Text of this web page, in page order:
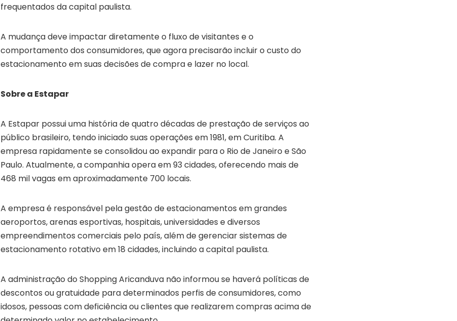
frequentados da capital paulista.
A mudança deve impactar diretamente o fluxo de visitantes e o
comportamento dos consumidores, que agora precisarão incluir o custo do
estacionamento em suas decisões de compra e lazer no local.
Sobre a Estapar
A Estapar possui uma história de quatro décadas de prestação de serviços ao
público brasileiro, tendo iniciado suas operações em 1981, em Curitiba. A
empresa rapidamente se consolidou ao expandir para o Rio de Janeiro e São
Paulo. Atualmente, a companhia opera em 93 cidades, oferecendo mais de
468 mil vagas em aproximadamente 700 locais.
A empresa é responsável pela gestão de estacionamentos em grandes
aeroportos, arenas esportivas, hospitais, universidades e diversos
empreendimentos comerciais pelo país, além de gerenciar sistemas de
estacionamento rotativo em 18 cidades, incluindo a capital paulista.
A administração do Shopping Aricanduva não informou se haverá políticas de
descontos ou gratuidade para determinados perfis de consumidores, como
idosos, pessoas com deficiência ou clientes que realizarem compras acima de